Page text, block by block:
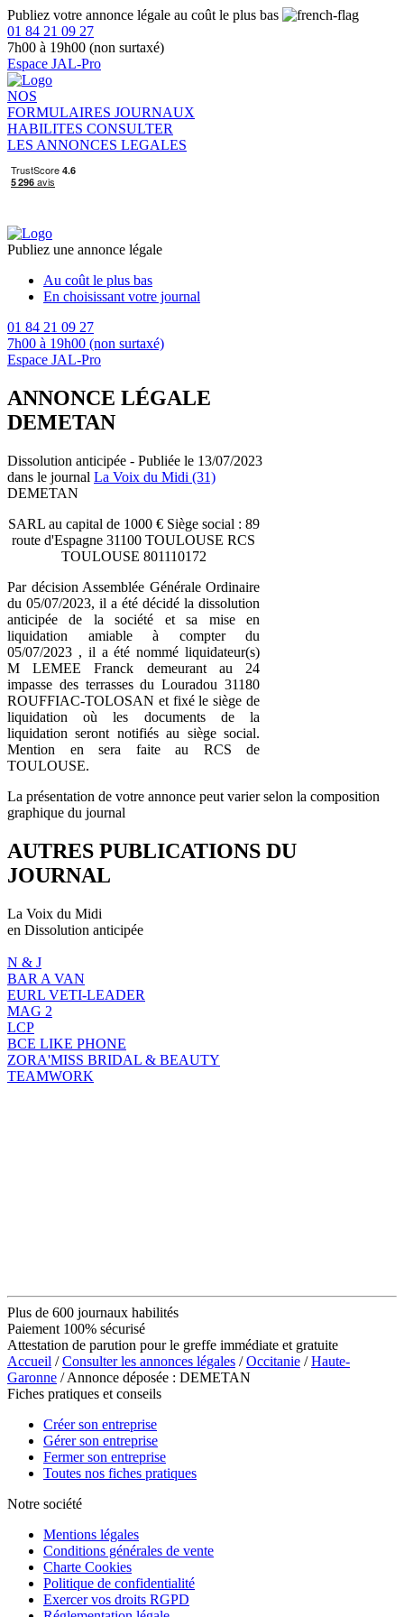
Publiez votre annonce légale au coût le plus bas
01 84 21 09 27
7h00 à 19h00 (non surtaxé)
Espace JAL-Pro
NOS
FORMULAIRES JOURNAUX
HABILITES CONSULTER
LES ANNONCES LEGALES
Publiez une annonce légale
Au coût le plus bas
En choisissant votre journal
01 84 21 09 27
7h00 à 19h00 (non surtaxé)
Espace JAL-Pro
ANNONCE LÉGALE
DEMETAN
Dissolution anticipée - Publiée le 13/07/2023
dans le journal La Voix du Midi (31)
DEMETAN
SARL au capital de 1000 € Siège social : 89
route d'Espagne 31100 TOULOUSE RCS
TOULOUSE 801110172
Par décision Assemblée Générale Ordinaire
du 05/07/2023, il a été décidé la dissolution
anticipée de la société et sa mise en
liquidation amiable à compter du
05/07/2023 , il a été nommé liquidateur(s)
M LEMEE Franck demeurant au 24
impasse des terrasses du Louradou 31180
ROUFFIAC-TOLOSAN et fixé le siège de
liquidation où les documents de la
liquidation seront notifiés au siège social.
Mention en sera faite au RCS de
TOULOUSE.
La présentation de votre annonce peut varier selon la composition
graphique du journal
AUTRES PUBLICATIONS DU
JOURNAL
La Voix du Midi
en Dissolution anticipée
N & J
BAR A VAN
EURL VETI-LEADER
MAG 2
LCP
BCE LIKE PHONE
ZORA'MISS BRIDAL & BEAUTY
TEAMWORK
Plus de 600 journaux habilités
Paiement 100% sécurisé
Attestation de parution pour le greffe immédiate et gratuite
Accueil /Consulter les annonces légales /Occitanie /Haute-
Garonne / Annonce déposée : DEMETAN
Fiches pratiques et conseils
Créer son entreprise
Gérer son entreprise
Fermer son entreprise
Toutes nos fiches pratiques
Notre société
Mentions légales
Conditions générales de vente
Charte Cookies
Politique de confidentialité
Exercer vos droits RGPD